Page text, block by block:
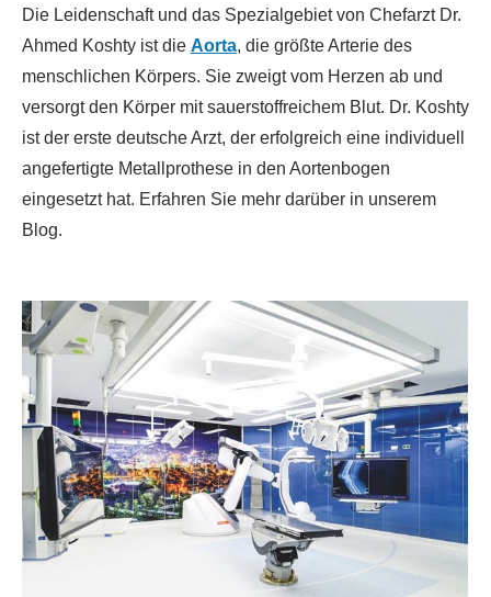
Die Leidenschaft und das Spezialgebiet von Chefarzt Dr.
Ahmed Koshty ist die Aorta, die größte Arterie des
menschlichen Körpers. Sie zweigt vom Herzen ab und
versorgt den Körper mit sauerstoffreichem Blut. Dr. Koshty
ist der erste deutsche Arzt, der erfolgreich eine individuell
angefertigte Metallprothese in den Aortenbogen
eingesetzt hat. Erfahren Sie mehr darüber in unserem
Blog.